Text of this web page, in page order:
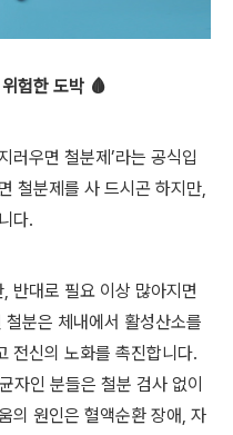
험한 도박 🩸
러우면 철분제’라는 공식입
철분제를 사 드시곤 하지만,
다.
반대로 필요 이상 많아지면
철분은 체내에서 활성산소를
전신의 노화를 촉진합니다.
자인 분들은 철분 검사 없이
의 원인은 혈액순환 장애, 자